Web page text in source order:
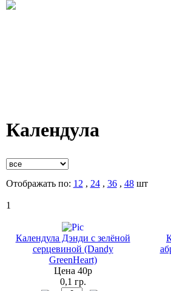
Календула
Отображать по: 12 , 24, 36, 48шт
1
Календула Дэнди с зелёной
серцевиной (Dandy
GreenHeart)
Цена 40р
0,1 гр.